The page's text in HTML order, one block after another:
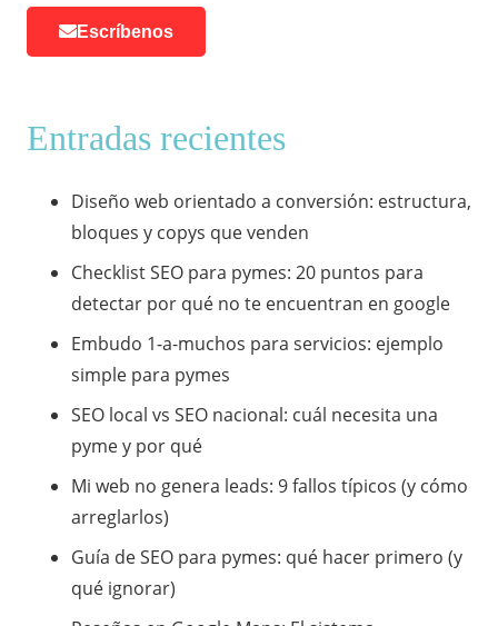
Escríbenos
Entradas recientes
Diseño web orientado a conversión: estructura,
bloques y copys que venden
Checklist SEO para pymes: 20 puntos para
detectar por qué no te encuentran en google
Embudo 1-a-muchos para servicios: ejemplo
simple para pymes
SEO local vs SEO nacional: cuál necesita una
pyme y por qué
Mi web no genera leads: 9 fallos típicos (y cómo
arreglarlos)
Guía de SEO para pymes: qué hacer primero (y
qué ignorar)